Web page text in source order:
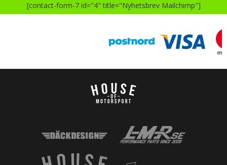
[contact-form-7 id="4" title="Nyhetsbrev Mailchimp"]